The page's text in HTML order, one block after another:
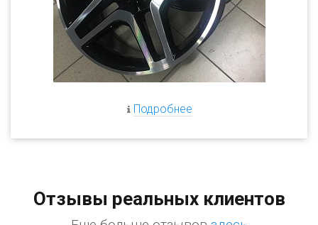
Подробнее
Отзывы реальных клиентов